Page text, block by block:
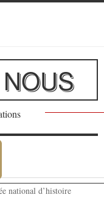
national d’histoire